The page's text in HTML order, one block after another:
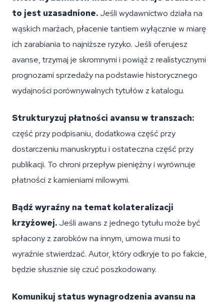
to jest uzasadnione.Jeśli wydawnictwo działa na
wąskich marżach, płacenie tantiem wyłącznie w miarę
ich zarabiania to najniższe ryzyko. Jeśli oferujesz
avanse, trzymaj je skromnymi i powiąż z realistycznymi
prognozami sprzedaży na podstawie historycznego
wydajności porównywalnych tytułów z katalogu.
Strukturyzuj płatności avansu w transzach:
część przy podpisaniu, dodatkowa część przy
dostarczeniu manuskryptu i ostateczna część przy
publikacji. To chroni przepływ pieniężny i wyrównuje
płatności z kamieniami milowymi.
Bądź wyraźny na temat kolateralizacji
krzyżowej.Jeśli awans z jednego tytułu może być
spłacony z zarobków na innym, umowa musi to
wyraźnie stwierdzać. Autor, który odkryje to po fakcie,
będzie słusznie się czuć poszkodowany.
Komunikuj status wynagrodzenia avansu na